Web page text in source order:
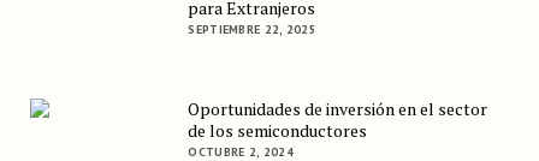
para Extranjeros
SEPTIEMBRE 22, 2025
Oportunidades de inversión en el sector
de los semiconductores
OCTUBRE 2, 2024